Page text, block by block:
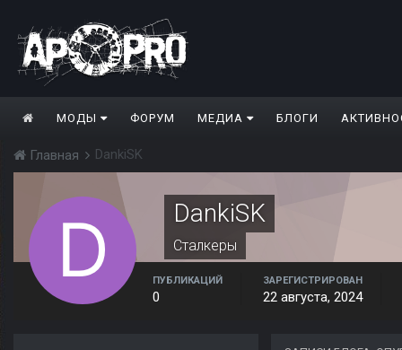
МОДЫ ФОРУМ МЕДИА БЛОГИ
Главная DankiSK
DankiSK
Сталкеры
ПУБЛИКАЦИЙ
0
ЗАРЕГИСТРИРОВАН
22 августа, 2024